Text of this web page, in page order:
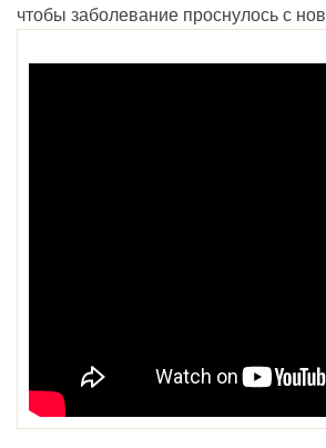
чтобы заболевание проснулось с